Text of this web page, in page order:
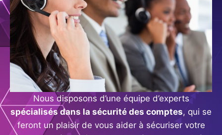
Nous disposons d’une équipe d’experts
spécialisés dans la sécurité des comptes, qui se
feront un plaisir de vous aider à sécuriser votre